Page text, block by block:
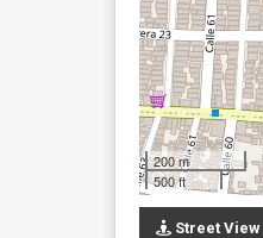
200 m
500 ft
Street View